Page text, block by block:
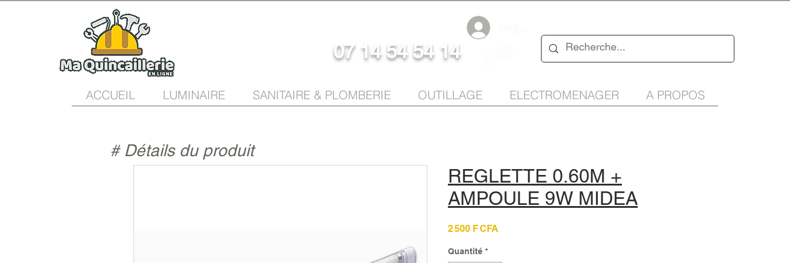
07 14 54 54 14
ACCUEIL LUMINAIRE SANITAIRE & PLOMBERIE OUTILLAGE ELECTROMENAGER A PROPOS
REGLETTE 0.60M +
AMPOULE 9W MIDEA
2 500 F CFA
Quantité *
# Détails du produit